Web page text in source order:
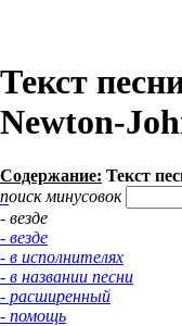
Текст
Newton-
Содержание: Текст
поиск минусовок
- везде
- везде
- в исполнителях
- в названии песни
- расширенный
- помощь